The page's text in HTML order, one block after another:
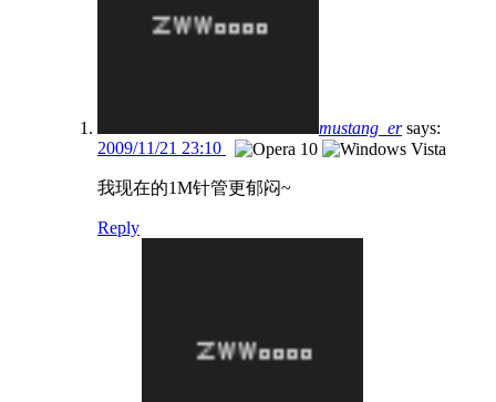
mustang_er says:
2009/11/21 23:10
我现在的1M针管更郁闷~
Reply